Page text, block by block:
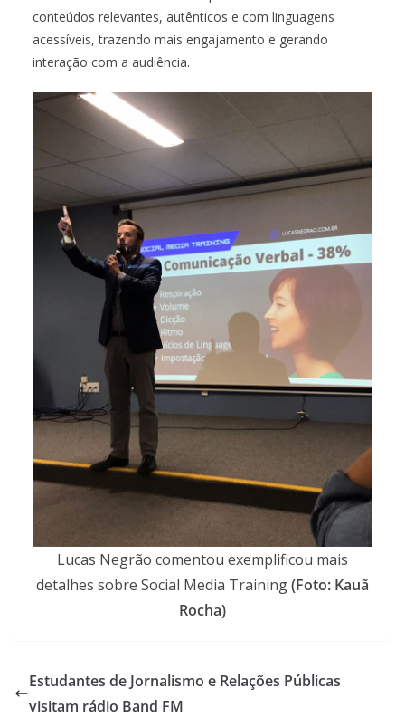
conteúdos relevantes, autênticos e com linguagens
acessíveis, trazendo mais engajamento e gerando
interação com a audiência.
Lucas Negrão comentou exemplificou mais
detalhes sobre Social Media Training(Foto: Kauã
Rocha)
Estudantes de Jornalismo e Relações Públicas
visitam rádio Band FM